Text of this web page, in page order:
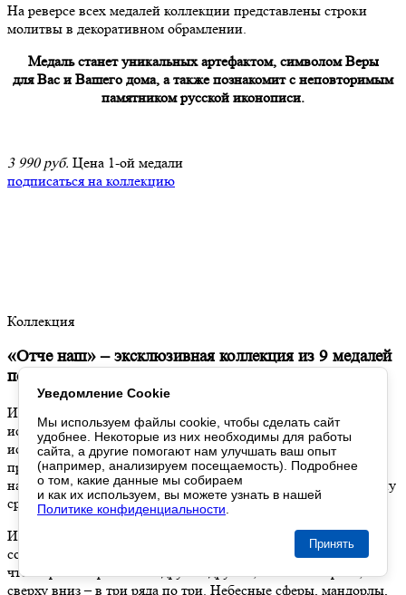
На реверсе всех медалей коллекции представлены строки
молитвы в декоративном обрамлении.
Медаль станет уникальных артефактом, символом Веры
для Вас и Вашего дома, а также познакомит с неповторимым
памятником русской иконописи.
3 990 руб. Цена 1-ой медали
подписаться на коллекцию
Коллекция
«Отче наш» – эксклюзивная коллекция из 9 медалей
по сюжету одноименной иконы
Икона
исключительный образец палехского иконописного
искусства. Активное использование цветных лаков и золота,
приемов миниатюрного строгановского письма и
насыщенность орнаментами гравюрного типа выделяет икону
среди образцов древнерусской живописи.
Икона молитвы Господней разделена на 9 регистров –
соответственно частям молитвы. Они располагаются так,
чтобы рассматривать их друг за другом, – слева направо,
сверху вниз – в три ряда по три. Небесные сферы, мандорлы,
Уведомление Cookie
Мы используем файлы cookie, чтобы сделать сайт
удобнее. Некоторые из них необходимы для работы
сайта, а другие помогают нам улучшать ваш опыт
(например, анализируем посещаемость). Подробнее
о том , какие данные мы собираем
и как их используем
вы можете узнать в нашей
Политике конфиденциальности
Принять